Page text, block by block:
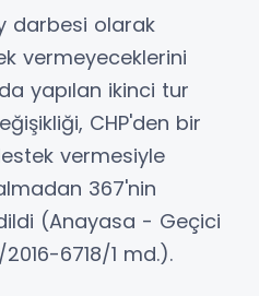
darbesi olarak
vermeyeceklerini
yapılan ikinci tur
CHP'den bir
vermesiyle
367'nin
(Anayasa - Geçici
6718/1 md.).